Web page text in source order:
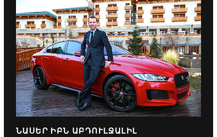
ՆԱՍԵՐ ԻԲՆ ԱԲԴՈՒԼՋԱԼԻԼ